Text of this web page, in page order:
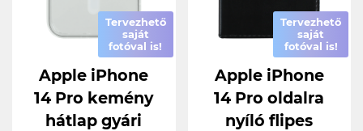
Tervezhető
saját
fotóval is!
Apple iPhone
14 Pro kemény
hátlap gyári
Tervezhető
saját
fotóval is!
Apple iPhone
14 Pro oldalra
nyíló flipes